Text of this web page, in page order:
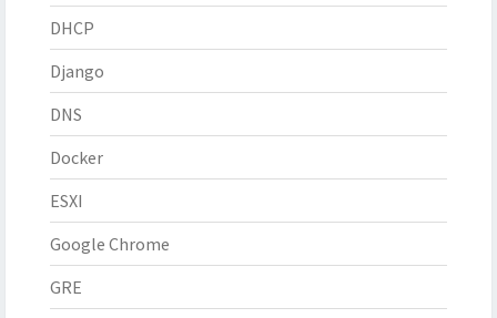
DHCP
Django
DNS
Docker
ESXI
Google Chrome
GRE